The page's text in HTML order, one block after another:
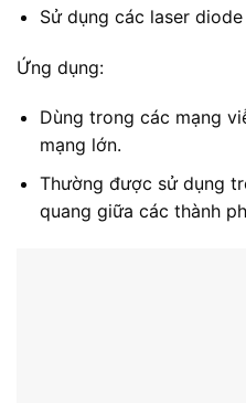
Sử dụng các laser
Ứng dụng:
Dùng trong các mạng
mạng lớn.
Thường được sử dụng
quang giữa các thành